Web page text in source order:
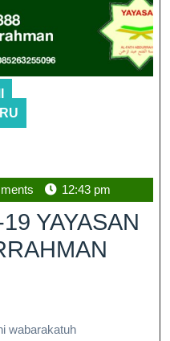
12:43 pm
YAYASAN
wabarakatuh